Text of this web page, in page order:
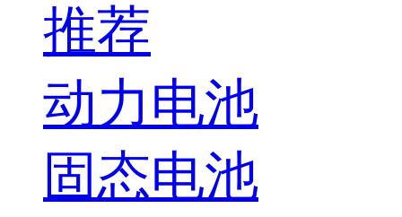
推荐
动力电池
固态电池